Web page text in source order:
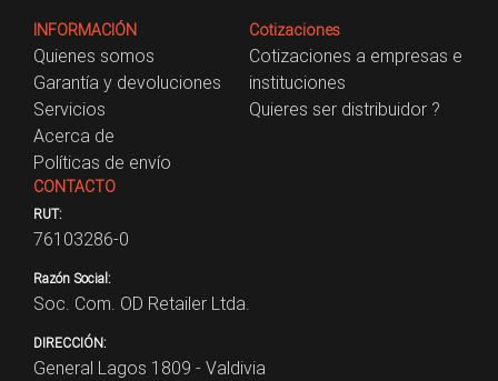
INFORMACIÓN
Quienes somos
Garantía y devoluciones
Servicios
Acerca de
Políticas de envío
Cotizaciones
Cotizaciones a empresas e
instituciones
Quieres ser distribuidor ?
CONTACTO
RUT:
76103286-0
Razón Social:
Soc. Com. OD Retailer Ltda.
DIRECCIÓN:
General Lagos 1809 - Valdivia